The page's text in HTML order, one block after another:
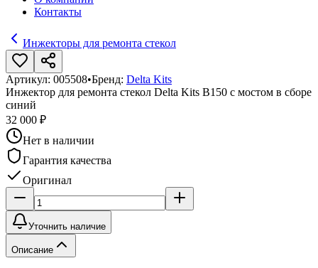
Контакты
Инжекторы для ремонта стекол
Артикул: 005508•Бренд: Delta Kits
Инжектор для ремонта стекол Delta Kits B150 с мостом в сборе
синий
32 000 ₽
Нет в наличии
Гарантия качества
Оригинал
Уточнить наличие
Описание